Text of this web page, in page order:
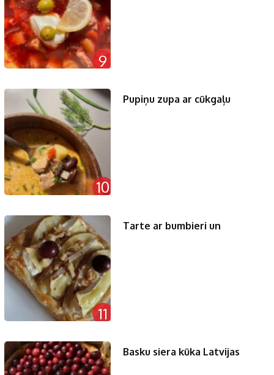
9
10
Pupiņu zupa ar cūkgaļu
11
Tarte ar bumbieri un
Basku siera kūka Latvijas